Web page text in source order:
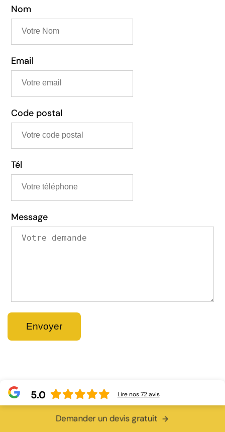
Nom
Email
Code postal
Tél
Message
Demander un devis gratuit
5.0 Lire nos72avis